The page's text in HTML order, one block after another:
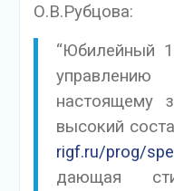
О.В.Рубцова:
“Юбилейный
настоящему
высокий
rigf.ru/prog/
дающая